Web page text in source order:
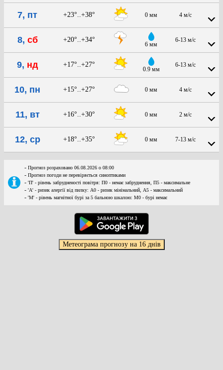
7, пт +23°..+38° 0 мм 4 м/с
8, сб +20°..+34°
6 мм
6-13 м/с
9, нд +17°..+27°
0.9 мм
6-13 м/с
10, пн +15°..+27° 0 мм 4 м/с
11, вт +16°..+30° 0 мм 2 м/с
12, ср +18°..+35° 0 мм 7-13 м/с
- Прогноз розраховано 06.08.2026 о 08:00
- Прогноз погоди не перевіряється синоптиками
- 'П' - рівень забрудненості повітря: П0 - немає забруднення, П5 - максимальне
- 'А' - ризик алергії від пилку: А0 - ризик мінімальний, А5 - максимальний
- 'М' - рівень магнітної бурі за 5 бальною шкалою: M0 - бурі немає